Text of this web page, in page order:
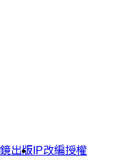
鏡出版 IP改編授權